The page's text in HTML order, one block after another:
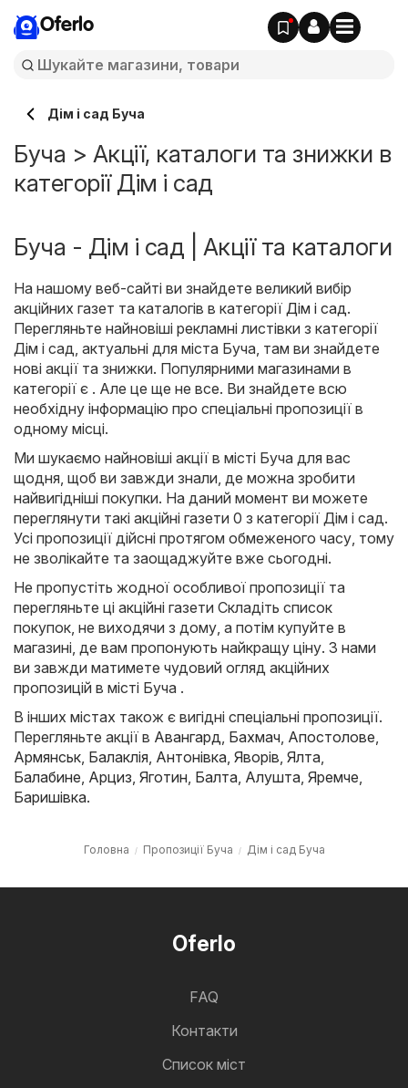
Oferlo
Дім і сад Буча
Буча > Акції, каталоги та знижки в
категорії Дім і сад
Буча - Дім і сад | Акції та каталоги
На нашому веб-сайті ви знайдете великий вибір
акційних газет та каталогів в категорії Дім і сад.
Перегляньте найновіші рекламні листівки з категорії
Дім і сад, актуальні для міста Буча, там ви знайдете
нові акції та знижки. Популярними магазинами в
категорії є . Але це ще не все. Ви знайдете всю
необхідну інформацію про спеціальні пропозиції в
одному місці.
Ми шукаємо найновіші акції в місті Буча для вас
щодня, щоб ви завжди знали, де можна зробити
найвигідніші покупки. На даний момент ви можете
переглянути такі акційні газети 0 з категорії Дім і сад.
Усі пропозиції дійсні протягом обмеженого часу, тому
не зволікайте та заощаджуйте вже сьогодні.
Не пропустіть жодної особливої пропозиції та
перегляньте ці акційні газети Складіть список
покупок, не виходячи з дому, а потім купуйте в
магазині, де вам пропонують найкращу ціну. З нами
ви завжди матимете чудовий огляд акційних
пропозицій в місті Буча .
В інших містах також є вигідні спеціальні пропозиції.
Перегляньте акції в Авангард, Бахмач, Апостолове,
Армянськ, Балаклія, Антонівка, Яворів, Ялта,
Балабине, Арциз, Яготин, Балта, Алушта, Яремче,
Баришівка.
Головна Пропозиції Буча Дім і сад Буча
Oferlo
FAQ
Контакти
Cписок міст